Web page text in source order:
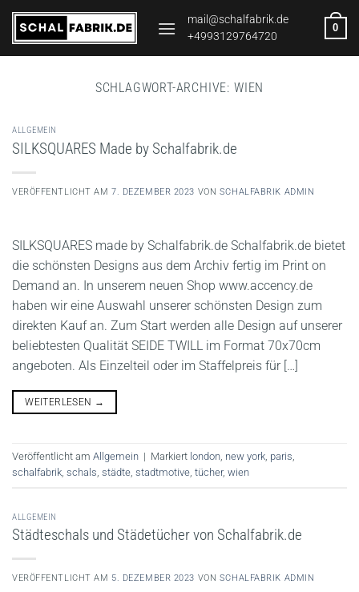
Zum
Inhalt
springen
mail@schalfabrik.de
+4993129764720
0
SCHLAGWORT-ARCHIVE: WIEN
ALLGEMEIN
SILKSQUARES Made by Schalfabrik.de
VERÖFFENTLICHT AM7. DEZEMBER 2023 VON SCHALFABRIK ADMIN
SILKSQUARES made by Schalfabrik.de Schalfabrik.de bietet
die schönsten Designs aus dem Archiv fertig im Print on
Demand an. In unserem neuen Shop www.accency.de
haben wir eine Auswahl unserer schönsten Design zum
direkten Kauf an. Zum Start werden alle Design auf unserer
beliebtesten Qualität SEIDE TWILL im Format 70x70cm
angeboten. Als Einzelteil oder im Staffelpreis für […]
WEITERLESEN →
Veröffentlicht am Allgemein | Markiert london new york paris
schalfabrik schals städte stadtmotive tücher, wien
ALLGEMEIN
Städteschals und Städetücher von Schalfabrik.de
VERÖFFENTLICHT AM 5. DEZEMBER 2023 VON SCHALFABRIK ADMIN